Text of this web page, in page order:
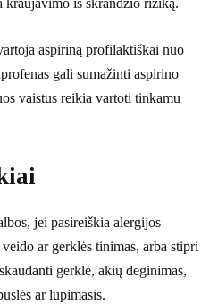
iš skrandžio riziką.
aspiriną profilaktiškai nuo
gali sumažinti aspirino
vaistus reikia vartoti tinkamu
jei pasireiškia alergijos
veido ar gerklės tinimas, arba stipri
gerklė, akių deginimas,
ar lupimasis.